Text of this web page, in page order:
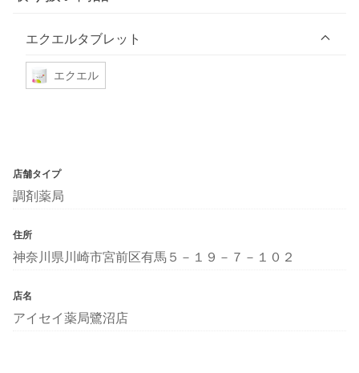
エクエルタブレット
エクエル
店舗タイプ
調剤薬局
住所
神奈川県川崎市宮前区有馬５－１９－７－１０２
店名
アイセイ薬局鷺沼店